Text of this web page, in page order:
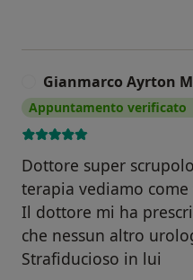
Gianmarco Ayrton
Appuntamento verificato
Dottore super
terapia vediamo
Il dottore mi ha
che nessun altro
Strafiducioso in lui